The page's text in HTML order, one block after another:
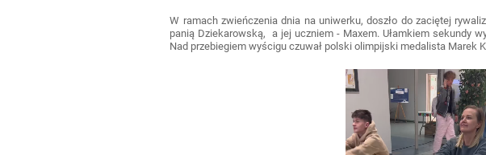
W ramach zwieńczenia dnia na uniwerku, doszło do zaciętej
panią Dziekarowską, a jej uczniem - Maxem. Ułamkiem sekundy
Nad przebiegiem wyścigu czuwał polski olimpijski medalista Marek